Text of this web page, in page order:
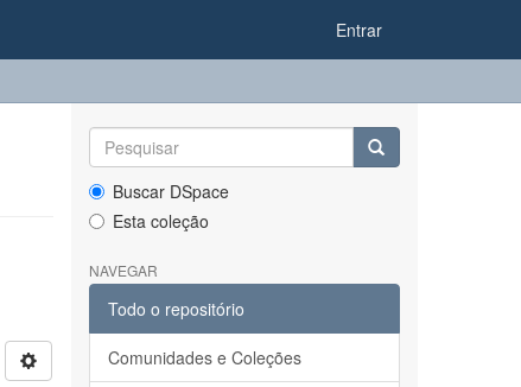
Entrar
Buscar DSpace
Esta coleção
NAVEGAR
Todo o repositório
Comunidades e Coleções